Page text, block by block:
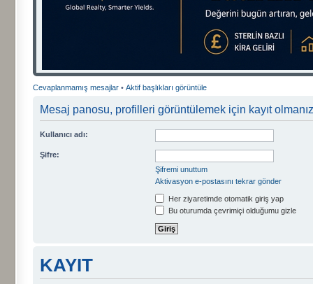
Cevaplanmamış mesajlar • Aktif başlıkları görüntüle
Mesaj panosu, profilleri görüntülemek için kayıt
Kullanıcı adı:
Şifre:
Şifremi unuttum
Aktivasyon e-postasını tekrar gönder
Her ziyaretimde otomatik giriş yap
Bu oturumda çevrimiçi olduğumu gizle
KAYIT